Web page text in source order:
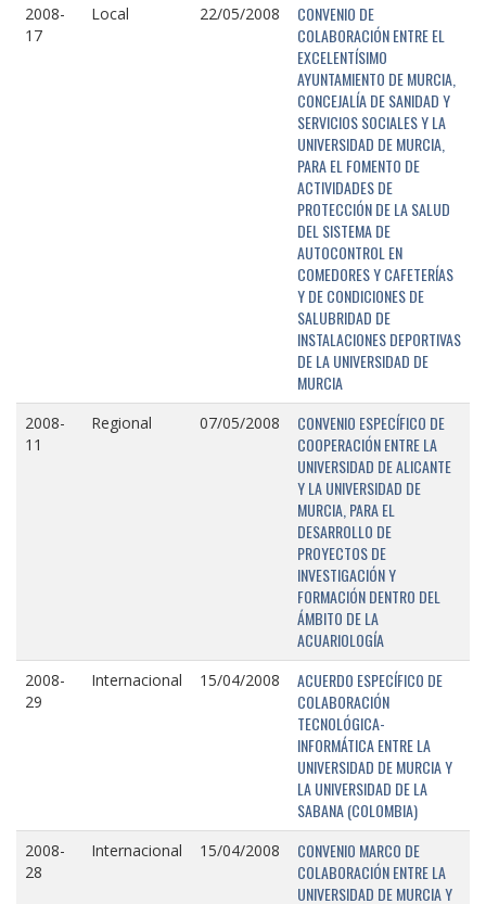
2008-
17
Local 22/05/2008
CONVENIO DE
COLABORACIÓN ENTRE EL
EXCELENTÍSIMO
AYUNTAMIENTO DE MURCIA,
CONCEJALÍA DE SANIDAD Y
SERVICIOS SOCIALES Y LA
UNIVERSIDAD DE MURCIA,
PARA EL FOMENTO DE
ACTIVIDADES DE
PROTECCIÓN DE LA SALUD
DEL SISTEMA DE
AUTOCONTROL EN
COMEDORES Y CAFETERÍAS
Y DE CONDICIONES DE
SALUBRIDAD DE
INSTALACIONES DEPORTIVAS
DE LA UNIVERSIDAD DE
MURCIA
2008-
11
Regional 07/05/2008
CONVENIO ESPECÍFICO DE
COOPERACIÓN ENTRE LA
UNIVERSIDAD DE ALICANTE
Y LA UNIVERSIDAD DE
MURCIA, PARA EL
DESARROLLO DE
PROYECTOS DE
INVESTIGACIÓN Y
FORMACIÓN DENTRO DEL
ÁMBITO DE LA
ACUARIOLOGÍA
2008-
29
Internacional 15/04/2008
ACUERDO ESPECÍFICO DE
COLABORACIÓN
TECNOLÓGICA-
INFORMÁTICA ENTRE LA
UNIVERSIDAD DE MURCIA Y
LA UNIVERSIDAD DE LA
SABANA (COLOMBIA)
2008-
28
Internacional 15/04/2008
CONVENIO MARCO DE
COLABORACIÓN ENTRE LA
UNIVERSIDAD DE MURCIA Y